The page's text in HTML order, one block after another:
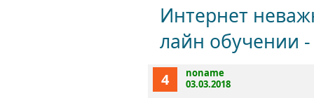
Интернет
лайн обучении
4
noname
03.03.2018